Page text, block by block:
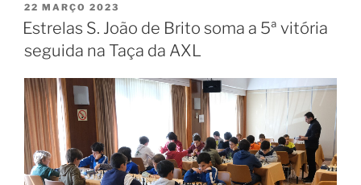
da
quarta
ronda
distritais”
PUBLICADO
EM
22 MARÇO 2023
Estrelas S. João de Brito soma a 5ª vitória
seguida na Taça da AXL